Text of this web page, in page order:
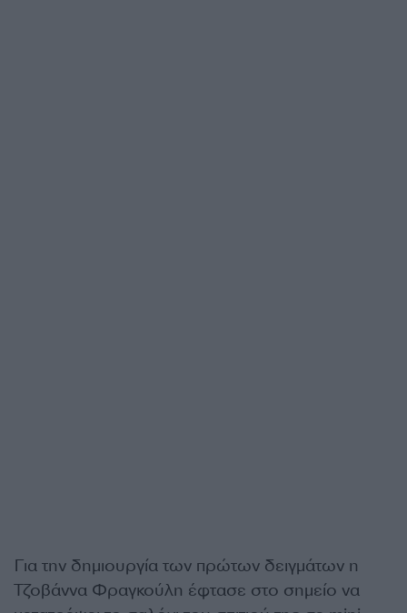
Για την δημιουργία των πρώτων δειγμάτων η
Τζοβάννα Φραγκούλη έφτασε στο σημείο να